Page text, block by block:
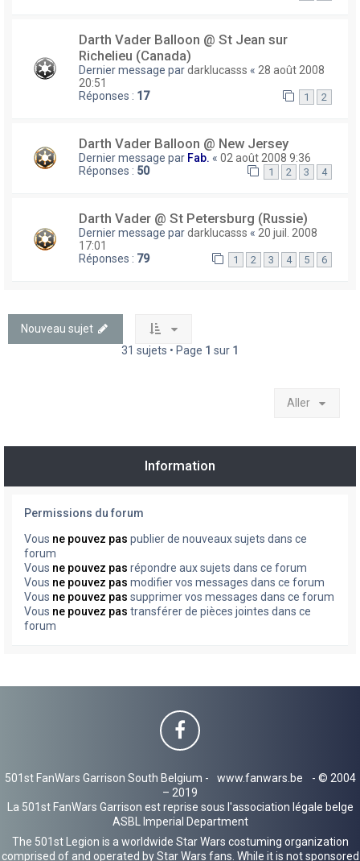
Darth Vader Balloon @ St Jean sur
Richelieu (Canada)
Dernier message pardarklucasss « 28 août 2008
20:51
Réponses : 17 1 2
Darth Vader Balloon @ New Jersey
Dernier message par Fab. « 02 août 2008 9:36
Réponses : 50 1 2 3 4
Darth Vader @ St Petersburg (Russie)
Dernier message pardarklucasss « 20 juil. 2008
17:01
Réponses : 79 1 2 3 4 5 6
Nouveau sujet
31 sujets • Page 1 sur 1
Aller
Information
Permissions du forum
Vous ne pouvez pas publier de nouveaux sujets dans ce
forum
Vous ne pouvez pas répondre aux sujets dans ce forum
Vous ne pouvez pas modifier vos messages dans ce forum
Vous ne pouvez pas supprimer vos messages dans ce forum
Vous ne pouvez pas transférer de pièces jointes dans ce
forum
501st FanWars Garrison South Belgium - www.fanwars.be
- © 2004
– 2019
La 501st FanWars Garrison est reprise sous l'association légale belge
ASBL Imperial Department
The 501st Legion is a worldwide Star Wars costuming organization
comprised of and operated by Star Wars fans. While it is not sponsored